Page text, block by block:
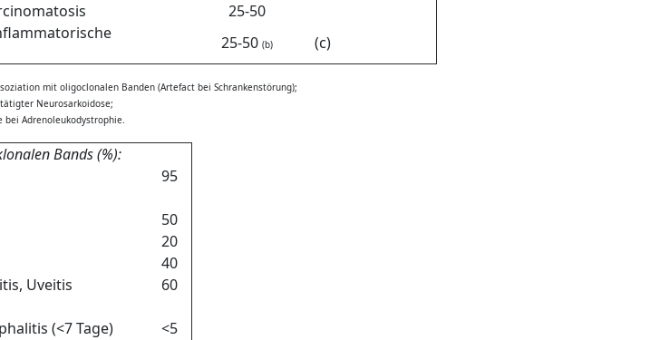
25-50
25-50 (b) (c)
mit oligoclonalen Banden (Artefact bei Schrankenstörung);
Neurosarkoidose;
bei Adrenoleukodystrophie.
Bands (%):
95
50
20
40
Uveitis
60
(<7 Tage)
<5